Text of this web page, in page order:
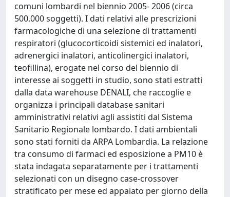
comuni lombardi nel biennio 2005- 2006 (circa
500.000 soggetti). I dati relativi alle prescrizioni
farmacologiche di una selezione di trattamenti
respiratori (glucocorticoidi sistemici ed inalatori,
adrenergici inalatori, anticolinergici inalatori,
teofillina), erogate nel corso del biennio di
interesse ai soggetti in studio, sono stati estratti
dalla data warehouse DENALI, che raccoglie e
organizza i principali database sanitari
amministrativi relativi agli assistiti dal Sistema
Sanitario Regionale lombardo. I dati ambientali
sono stati forniti da ARPA Lombardia. La relazione
tra consumo di farmaci ed esposizione a PM10 è
stata indagata separatamente per i trattamenti
selezionati con un disegno case-crossover
stratificato per mese ed appaiato per giorno della